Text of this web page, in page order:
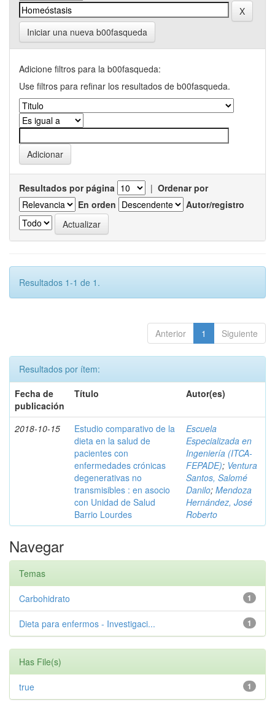
Iniciar una nueva b00fasqueda
Adicione filtros para la b00fasqueda:
Use filtros para refinar los resultados de b00fasqueda.
Resultados por página | Ordenar por
En orden
Autor/registro
Resultados 1-1 de 1.
Anterior 1 Siguiente
Resultados por ítem:
Fecha de
publicación
Título Autor(es)
2018-10-15
Estudio comparativo de la
dieta en la salud de
pacientes con
enfermedades crónicas
degenerativas no
transmisibles : en asocio
con Unidad de Salud
Barrio Lourdes
Escuela
Especializada en
Ingeniería (ITCA-
FEPADE); Ventura
Santos, Salomé
Danilo; Mendoza
Hernández, José
Roberto
Navegar
Temas
1
Carbohidrato
1
Dieta para enfermos - Investigaci...
Has File(s)
1
true